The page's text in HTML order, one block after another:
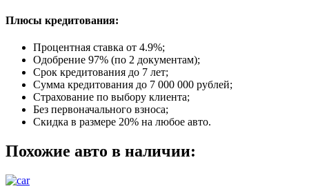
Плюсы кредитования:
Процентная ставка от 4.9%;
Одобрение 97% (по 2 документам);
Срок кредитования до 7 лет;
Сумма кредитования до 7 000 000 рублей;
Страхование по выбору клиента;
Без первоначального взноса;
Скидка в размере 20% на любое авто.
Похожие авто в наличии: